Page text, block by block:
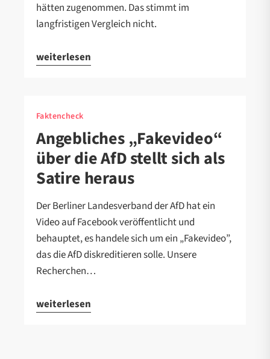
hätten zugenommen. Das stimmt im
langfristigen Vergleich nicht.
weiterlesen
Faktencheck
Angebliches „Fakevideo“
über die AfD stellt sich als
Satire heraus
Der Berliner Landesverband der AfD hat ein
Video auf Facebook veröffentlicht und
behauptet, es handele sich um ein „Fakevideo”,
das die AfD diskreditieren solle. Unsere
Recherchen…
weiterlesen